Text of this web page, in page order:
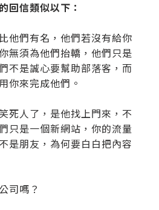
回信類似以下：
他們有名，他們若沒有給你
無須為他們抬轎，他們只是
不是誠心要幫助部落客，而
你來完成他們。
死人了，是他找上門來，不
只是一個新網站，你的流量
是朋友，為何要白白把內容
司嗎？